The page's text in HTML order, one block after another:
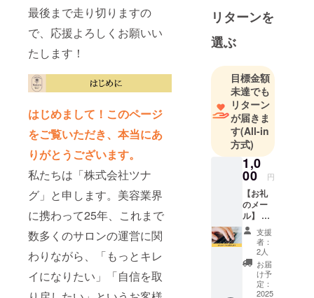
最後まで走り切りますの
で、応援よろしくお願いい
たします！
はじめまして！このページ
をご覧いただき、本当にあ
りがとうございます。
私たちは「株式会社ツナ
グ」と申します。美容業界
に携わって25年、これまで
数多くのサロンの運営に関
わりながら、「もっとキレ
イになりたい」「自信を取
リッツ・
カールトン
大阪にてプ
1200名を集
めてのツナ
グフェスも
開催。
エステ
ティックの
分野におい
て業界誌エ
ステティッ
ク通信でも
注目の経営
者として取
材も受ける
るなど、存
リターンを
選ぶ
目標金額
未達でも
リターン
が届きま
す(All-in
方式)
1,0
00 円
【お礼
のメー
ル】 株
式会社
ツナグ
をただ
ただ応
援した
い人向
けのリ
支援
者：
2人
お届
け予
定：
2025